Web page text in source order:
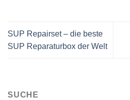
SUP Repairset – die beste
SUP Reparaturbox der Welt
SUCHE